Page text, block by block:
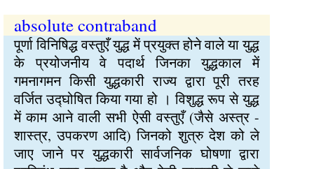
absolute contraband
पूर्णा विनिषिद्ध वस्तुएँ युद्ध में प्रयुक्त होने वाले या युद्ध
के प्रयोजनीय वे पदार्थ जिनका युद्धकाल में
गमनागमन किसी युद्धकारी राज्य द्वारा पूरी तरह
वर्जित उद्घोषित किया गया हो । विशुद्ध रूप से युद्ध
में काम आने वाली सभी ऐसी वस्तुएँ (जैसे अस्त्र -
शास्त्र, उपकरण आदि) जिनको शुत्रु देश को ले
जाए जाने पर युद्धकारी सार्वजनिक घोषणा द्वारा